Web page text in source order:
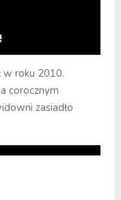
w roku 2010.
corocznym
zasiadło